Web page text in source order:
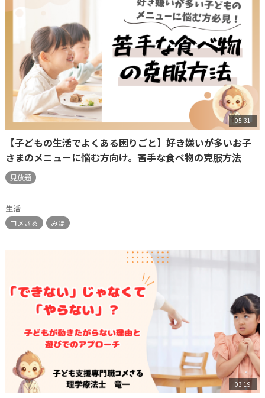
05:31
【子どもの生活でよくある困りごと】好き嫌いが多いお子
さまのメニューに悩む方向け。苦手な食べ物の克服方法
見放題
生活
コメさる みほ
03:19